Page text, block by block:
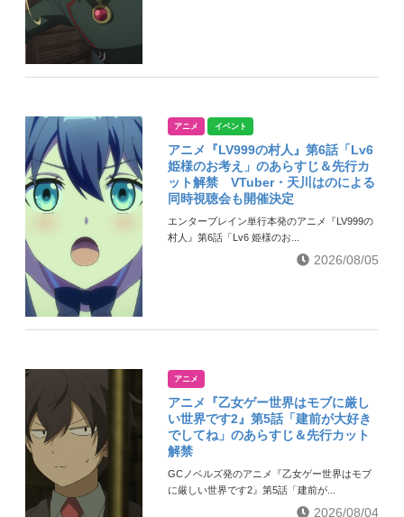
アニメ イベント
アニメ『LV999の村人』第6話「Lv6
姫様のお考え」のあらすじ＆先行カ
ット解禁 VTuber・天川はのによる
同時視聴会も開催決定
エンターブレイン単行本発のアニメ『LV999の
村人』第6話「Lv6 姫様のお...
2026/08/05
アニメ
アニメ『乙女ゲー世界はモブに厳し
い世界です2』第5話「建前が大好き
でしてね」のあらすじ＆先行カット
解禁
GCノベルズ発のアニメ『乙女ゲー世界はモブ
に厳しい世界です2』第5話「建前が...
2026/08/04